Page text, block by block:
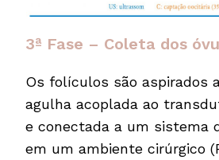
3ª Fase – Coleta dos
Os folículos são aspirados
agulha acoplada ao
e conectada a um sistema
em um ambiente cirúrgico